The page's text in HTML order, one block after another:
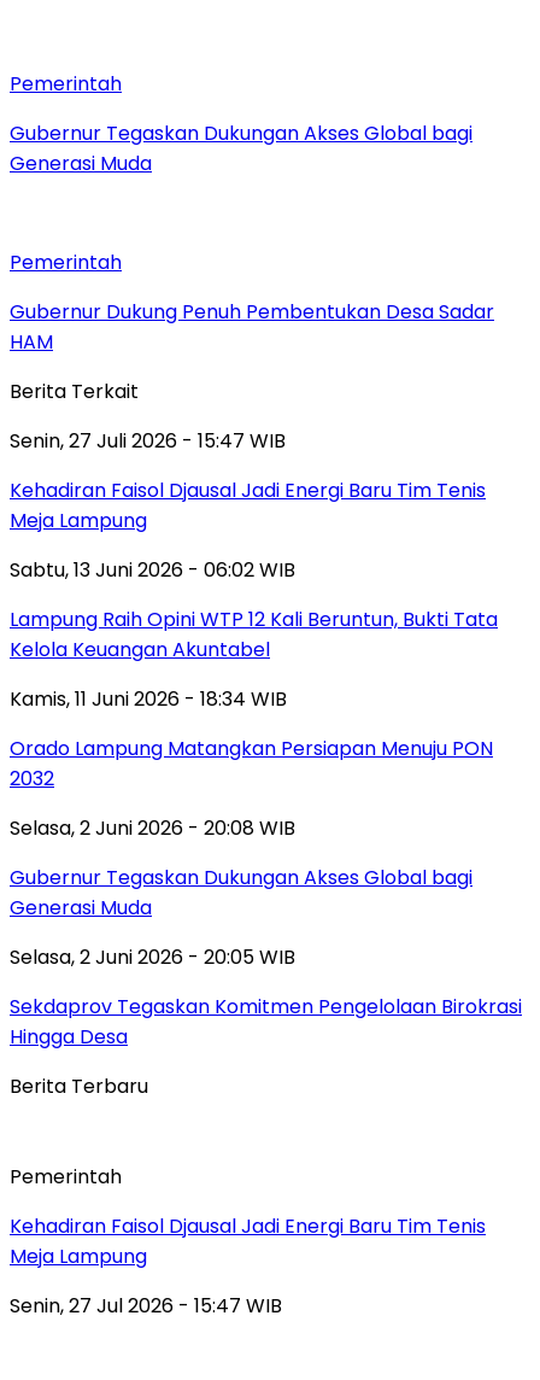
Pemerintah
Gubernur Tegaskan Dukungan Akses Global bagi
Generasi Muda
Pemerintah
Gubernur Dukung Penuh Pembentukan Desa Sadar
HAM
Berita Terkait
Senin, 27 Juli 2026 - 15:47 WIB
Kehadiran Faisol Djausal Jadi Energi Baru Tim Tenis
Meja Lampung
Sabtu, 13 Juni 2026 - 06:02 WIB
Lampung Raih Opini WTP 12 Kali Beruntun, Bukti Tata
Kelola Keuangan Akuntabel
Kamis, 11 Juni 2026 - 18:34 WIB
Orado Lampung Matangkan Persiapan Menuju PON
2032
Selasa, 2 Juni 2026 - 20:08 WIB
Gubernur Tegaskan Dukungan Akses Global bagi
Generasi Muda
Selasa, 2 Juni 2026 - 20:05 WIB
Sekdaprov Tegaskan Komitmen Pengelolaan Birokrasi
Hingga Desa
Berita Terbaru
Pemerintah
Kehadiran Faisol Djausal Jadi Energi Baru Tim Tenis
Meja Lampung
Senin, 27 Jul 2026 - 15:47 WIB